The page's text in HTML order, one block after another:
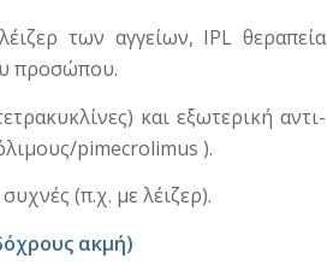
των αγγείων, IPL θεραπεία
προσώπου.
και εξωτερική αντι-
pimecrolimus ).
(π.χ. με λέιζερ).
ακμή)